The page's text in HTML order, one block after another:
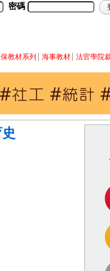
密碼
教材系列 海事教材 法官學院